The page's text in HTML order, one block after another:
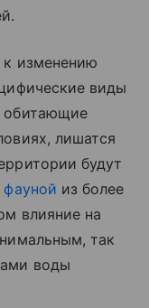
изменению
виды
обитающие
лишатся
будут
из более
влияние на
так
воды